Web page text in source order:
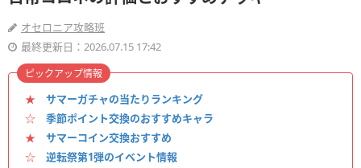
オセロニア攻略班
最終更新日：2026.07.15 17:42
★ サマーガチャの当たりランキング
☆ 季節ポイント交換のおすすめキャラ
★ サマーコイン交換おすすめ
☆ 逆転祭第1弾のイベント情報
ピックアップ情報